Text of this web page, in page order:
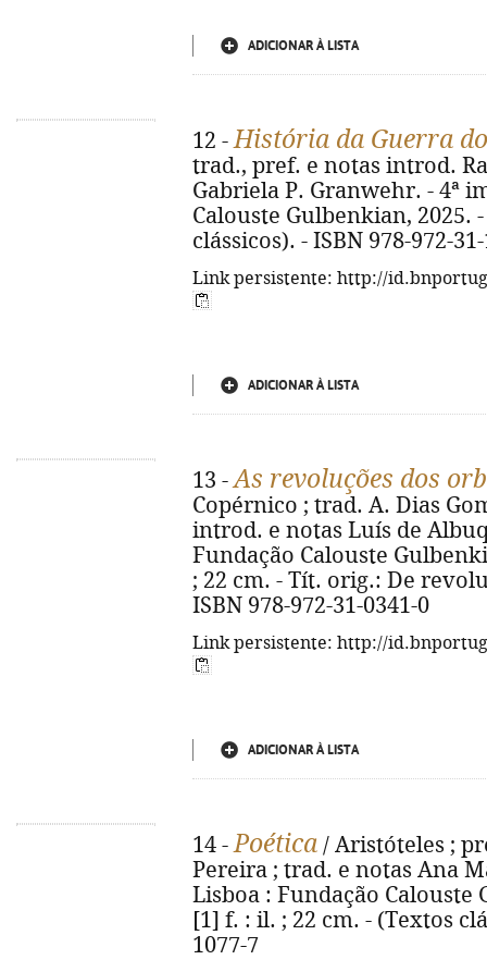
ADICIONAR À LISTA
12 -História da Guerra
trad., pref. e notas introd.
Gabriela P. Granwehr. - 4ª
Calouste Gulbenkian, 2025.
clássicos). - ISBN 978-972-
Link persistente: http://
ADICIONAR À LISTA
13 -As revoluções dos
Copérnico ; trad. A. Dias
introd. e notas Luís de
Fundação Calouste
; 22 cm. - Tít. orig.: De
ISBN 978-972-31-0341-0
Link persistente: http://
ADICIONAR À LISTA
14 -Poética / Aristóteles ;
Pereira ; trad. e notas Ana
Lisboa : Fundação Calouste
[1] f. : il. ; 22 cm. - (Textos
1077-7